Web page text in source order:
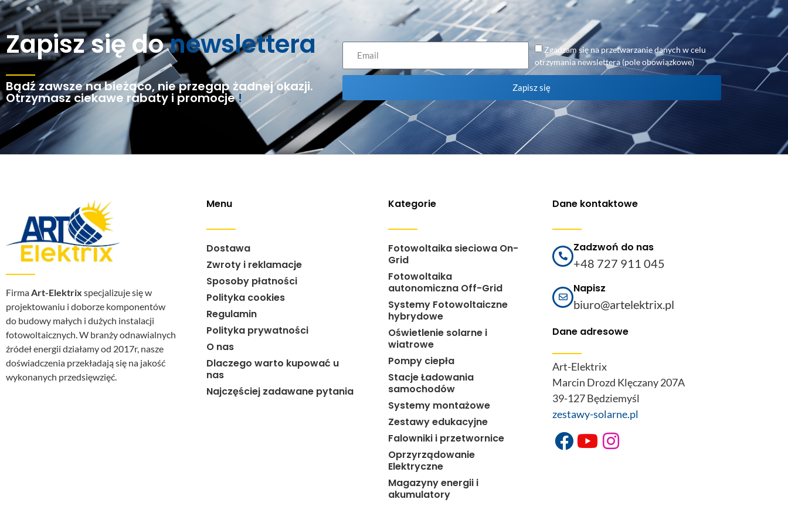
Zapisz się donewslettera
Bądź zawsze na bieżąco, nie przegap żadnej okazji.
Otrzymasz ciekawe rabaty i promocje!
Zgadzam się na przetwarzanie danych w celu
otrzymania newslettera (pole obowiązkowe)
Zapisz się
FirmaArt-Elektrix specjalizuje się w
projektowaniu i doborze komponentów
do budowy małych i dużych instalacji
fotowoltaicznych. W branży odnawialnych
źródeł energii działamy od 2017r, nasze
doświadczenia przekładają się na jakość
wykonanych przedsięwzięć.
Menu
Dostawa
Zwroty i reklamacje
Sposoby płatności
Polityka cookies
Regulamin
Polityka prywatności
O nas
Dlaczego warto kupować u
nas
Najczęściej zadawane pytania
Kategorie
Fotowoltaika sieciowa On-
Grid
Fotowoltaika
autonomiczna Off-Grid
Systemy Fotowoltaiczne
hybrydowe
Oświetlenie solarne i
wiatrowe
Pompy ciepła
Stacje Ładowania
samochodów
Systemy montażowe
Zestawy edukacyjne
Falowniki i przetwornice
Oprzyrządowanie
Elektryczne
Magazyny energii i
akumulatory
Dane kontaktowe
Zadzwoń do nas
+48 727 911 045
Napisz
biuro@artelektrix.pl
Dane adresowe
Art-Elektrix
Marcin Drozd Klęczany 207A
39-127 Będziemyśl
zestawy-solarne.pl